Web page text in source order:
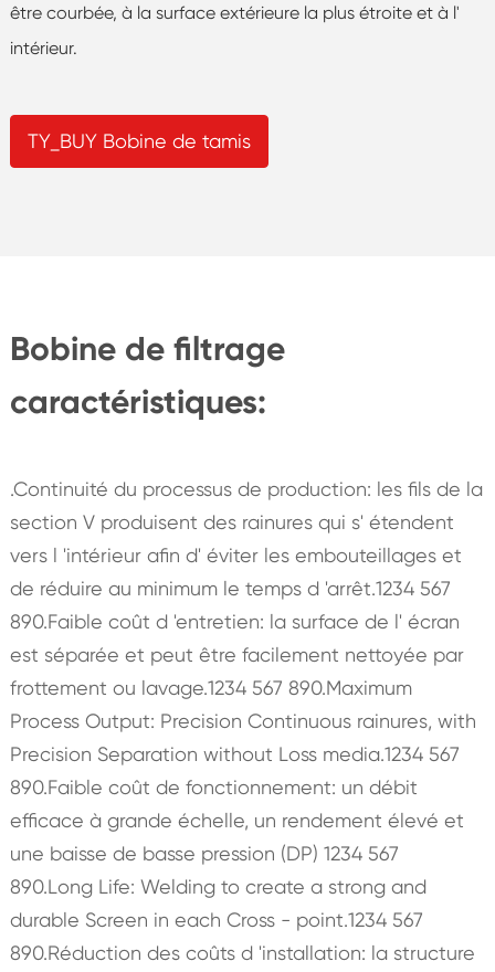
être courbée, à la surface extérieure la plus étroite et à l'
intérieur.
TY_BUY Bobine de tamis
Bobine de filtrage
caractéristiques:
.Continuité du processus de production: les fils de la
section V produisent des rainures qui s' étendent
vers l 'intérieur afin d' éviter les embouteillages et
de réduire au minimum le temps d 'arrêt.1234 567
890.Faible coût d 'entretien: la surface de l' écran
est séparée et peut être facilement nettoyée par
frottement ou lavage.1234 567 890.Maximum
Process Output: Precision Continuous rainures, with
Precision Separation without Loss media.1234 567
890.Faible coût de fonctionnement: un débit
efficace à grande échelle, un rendement élevé et
une baisse de basse pression (DP) 1234 567
890.Long Life: Welding to create a strong and
durable Screen in each Cross - point.1234 567
890.Réduction des coûts d 'installation: la structure